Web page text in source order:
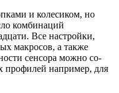
и колесиком, но
комбинаций
Все на­стройки,
макросов, а так­же
сенсора можно со­
профилей например, для